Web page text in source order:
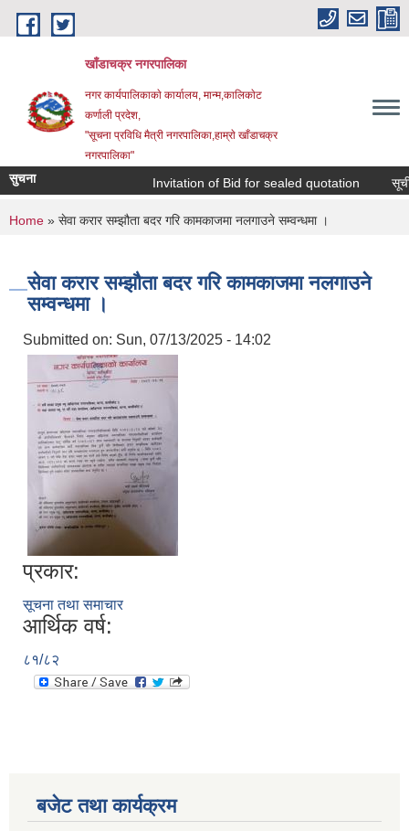
Skip to main content
खाँडाचक्र नगरपालिका
नगर कार्यपालिकाकाे कार्यालय, मान्म,कालिकाेट
क‍र्णाली प्रदेश,
"सूचना प्रविधि मैत्री नगरपालिका,हाम्राे खाँडाचक्र
नगरपालिका"
सुचना Invitation of Bid for sealed quotation
You are here
Home » सेवा करार सम्झौता बदर गरि कामकाजमा नलगाउने सम्वन्धमा ।
सेवा करार सम्झौता बदर गरि कामकाजमा नलगाउने
सम्वन्धमा ।
Submitted on: Sun, 07/13/2025 - 14:02
प्रकार:
सूचना तथा समाचार
आर्थिक वर्ष:
८१/८२
बजेट तथा कार्यक्रम